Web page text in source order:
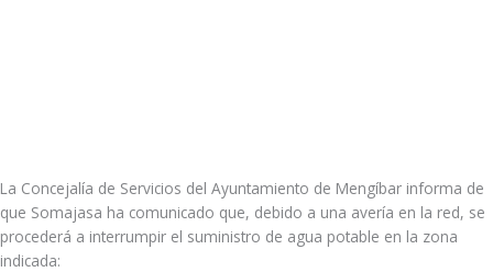
La Concejalía de Servicios del Ayuntamiento de Mengíbar informa de
que Somajasa ha comunicado que, debido a una avería en la red, se
procederá a interrumpir el suministro de agua potable en la zona
indicada: